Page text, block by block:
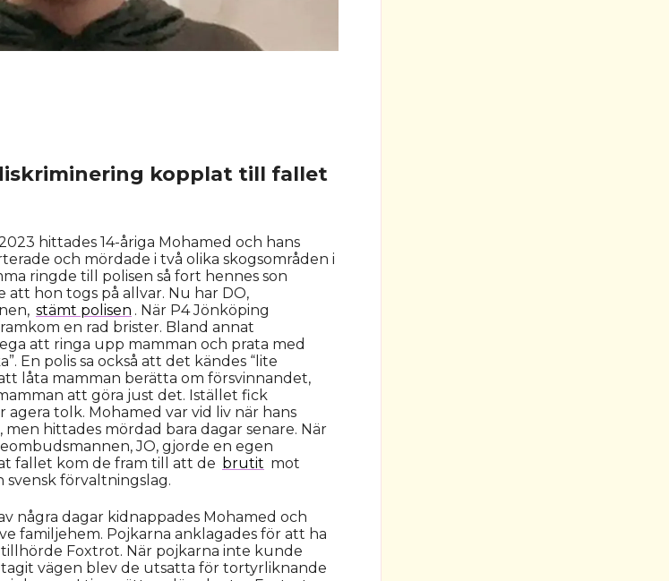
kopplat till fallet
hittades 14-åriga Mohamed och hans
och mördade i två olika skogsområden i
ringde till polisen så fort hennes son
hon togs på allvar. Nu har DO,
stämt polisen . När P4 Jönköping
en rad brister. Bland annat
att ringa upp mamman och prata med
En polis sa också att det kändes “lite
låta mamman berätta om försvinnandet,
att göra just det. Istället fick
agera tolk. Mohamed var vid liv när hans
hittades mördad bara dagar senare. När
JO, gjorde en egen
fallet kom de fram till att de brutit mot
förvaltningslag.
några dagar kidnappades Mohamed och
familjehem. Pojkarna anklagades för att ha
Foxtrot. När pojkarna inte kunde
tagit vägen blev de utsatta för tortyrliknande